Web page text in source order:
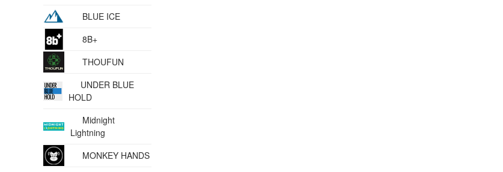
BLUE ICE
8B+
THOUFUN
UNDER BLUE
HOLD
Midnight
Lightning
MONKEY HANDS